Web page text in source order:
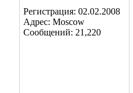
Регистрация: 02.02.2008
Адрес: Moscow
Сообщений: 21,220